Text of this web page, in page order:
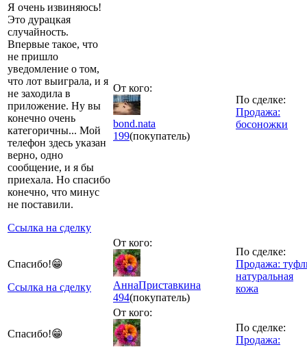
Я очень извиняюсь!
Это дурацкая
случайность.
Впервые такое, что
не пришло
уведомление о том,
что лот выиграла, и я
не заходила в
приложение. Ну вы
конечно очень
категоричны... Мой
телефон здесь указан
верно, одно
сообщение, и я бы
приехала. Но спасибо
конечно, что минус
не поставили.
Ссылка на сделку
От кого:
bond.nata
199(покупатель)
По сделке:
Продажа:
босоножки
Спасибо!😁
Ссылка на сделку
От кого:
АннаПриставкина
494(покупатель)
По сделке:
Продажа:
натуральная
кожа
Спасибо!😁
От кого:
По сделке:
Продажа: